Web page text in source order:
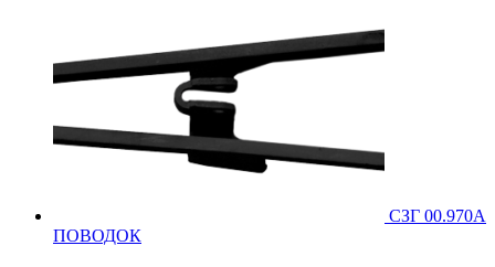
СЗГ 00.970А
ПОВОДОК